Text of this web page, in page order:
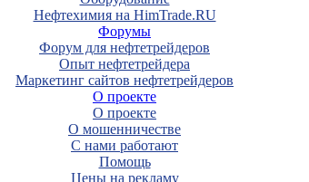
Нефтехимия на HimTrade.RU
Форумы
Форум для нефтетрейдеров
Опыт нефтетрейдера
Маркетинг сайтов нефтетрейдеров
О проекте
О проекте
О мошенничестве
С нами работают
Помощь
Цены на рекламу